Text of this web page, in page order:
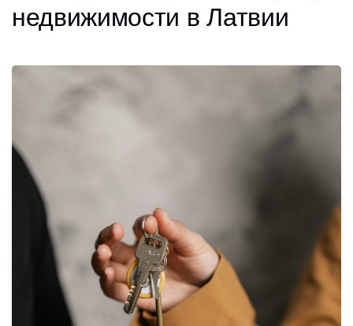
недвижимости в Латвии